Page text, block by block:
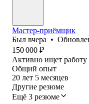
Мастер-приёмщик
Был вчера •
150 000 ₽
Активно ищет работу
Общий опыт
20 лет 5 месяцев
Другие резюме
Ещё 3 резюме